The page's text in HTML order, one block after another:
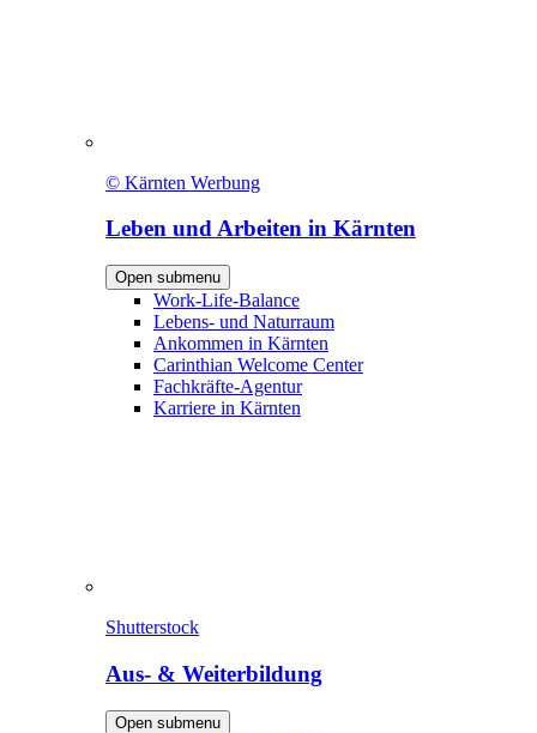
© Kärnten Werbung
Leben und Arbeiten in Kärnten
Open submenu
Work-Life-Balance
Lebens- und Naturraum
Ankommen in Kärnten
Carinthian Welcome Center
Fachkräfte-Agentur
Karriere in Kärnten
Shutterstock
Aus- & Weiterbildung
Open submenu